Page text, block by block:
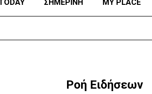
ΣΗΜΕΡΙΝΗ MY PLACE
Ροή Ειδήσεων